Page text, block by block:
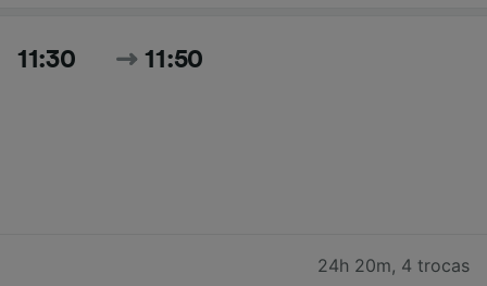
11:30 11:50
24h 20m, 4 trocas